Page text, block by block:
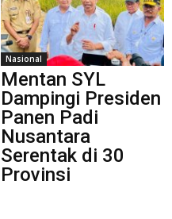
Nasional
Mentan SYL
Dampingi Presiden
Panen Padi
Nusantara
Serentak di 30
Provinsi